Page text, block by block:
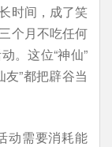
时间，成了笑
个月不吃任何
。这位“神仙”
”都把辟谷当
动需要消耗能